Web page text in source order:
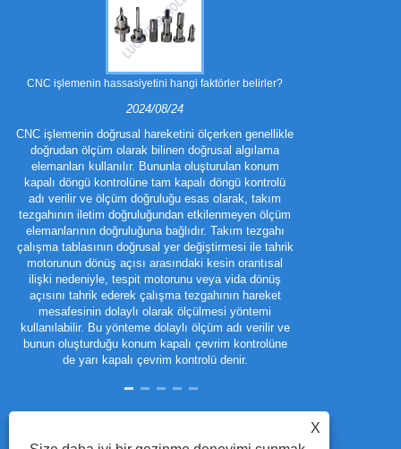
CNC işlemenin hassasiyetini hangi faktörler belirler?
2024/08/24
CNC işlemenin doğrusal hareketini ölçerken genellikle
doğrudan ölçüm olarak bilinen doğrusal algılama
elemanları kullanılır. Bununla oluşturulan konum
kapalı döngü kontrolüne tam kapalı döngü kontrolü
adı verilir ve ölçüm doğruluğu esas olarak, takım
tezgahının iletim doğruluğundan etkilenmeyen ölçüm
elemanlarının doğruluğuna bağlıdır. Takım tezgahı
çalışma tablasının doğrusal yer değiştirmesi ile tahrik
motorunun dönüş açısı arasındaki kesin orantısal
ilişki nedeniyle, tespit motorunu veya vida dönüş
açısını tahrik ederek çalışma tezgahının hareket
mesafesinin dolaylı olarak ölçülmesi yöntemi
kullanılabilir. Bu yönteme dolaylı ölçüm adı verilir ve
bunun oluşturduğu konum kapalı çevrim kontrolüne
de yarı kapalı çevrim kontrolü denir.
X